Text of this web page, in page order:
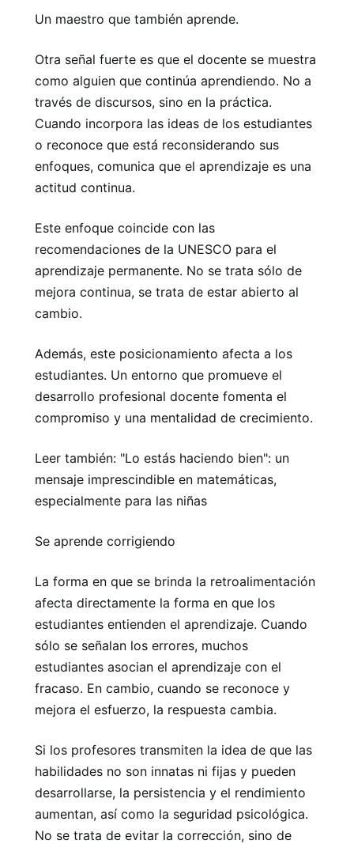
Un maestro que también aprende.
Otra señal fuerte es que el docente se muestra
como alguien que continúa aprendiendo. No a
través de discursos, sino en la práctica.
Cuando incorpora las ideas de los estudiantes
o reconoce que está reconsiderando sus
enfoques, comunica que el aprendizaje es una
actitud continua.
Este enfoque coincide con las
recomendaciones de la UNESCO para el
aprendizaje permanente. No se trata sólo de
mejora continua, se trata de estar abierto al
cambio.
Además, este posicionamiento afecta a los
estudiantes. Un entorno que promueve el
desarrollo profesional docente fomenta el
compromiso y una mentalidad de crecimiento.
Leer también: "Lo estás haciendo bien": un
mensaje imprescindible en matemáticas,
especialmente para las niñas
Se aprende corrigiendo
La forma en que se brinda la retroalimentación
afecta directamente la forma en que los
estudiantes entienden el aprendizaje. Cuando
sólo se señalan los errores, muchos
estudiantes asocian el aprendizaje con el
fracaso. En cambio, cuando se reconoce y
mejora el esfuerzo, la respuesta cambia.
Si los profesores transmiten la idea de que las
habilidades no son innatas ni fijas y pueden
desarrollarse, la persistencia y el rendimiento
aumentan, así como la seguridad psicológica.
No se trata de evitar la corrección, sino de